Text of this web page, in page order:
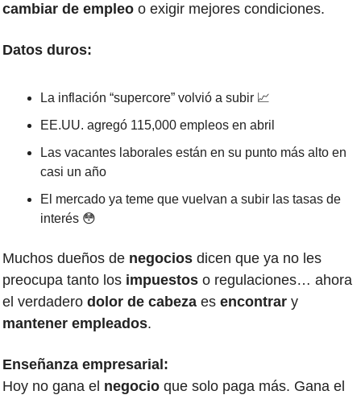
cambiar de empleo o exigir mejores condiciones.
Datos duros:
La inflación “supercore” volvió a subir 📈
EE.UU. agregó 115,000 empleos en abril
Las vacantes laborales están en su punto más alto en
casi un año
El mercado ya teme que vuelvan a subir las tasas de
interés 😳
Muchos dueños de negocios dicen que ya no les
preocupa tanto los impuestos o regulaciones… ahora
el verdadero dolor de cabeza es encontrar
y
mantener empleados.
Enseñanza empresarial:
Hoy no gana el negocio que solo paga más. Gana el